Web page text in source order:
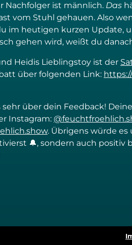
Nachfolger ist männlich. Das
vom Stuhl gehauen. Also
im heutigen kurzen Update,
gehen wird, weißt du
Heidis Lieblingstoy ist der
über folgenden Link:
über dein Feedback!
Instagram:
. Übrigens würde es
🔔, sondern auch positiv